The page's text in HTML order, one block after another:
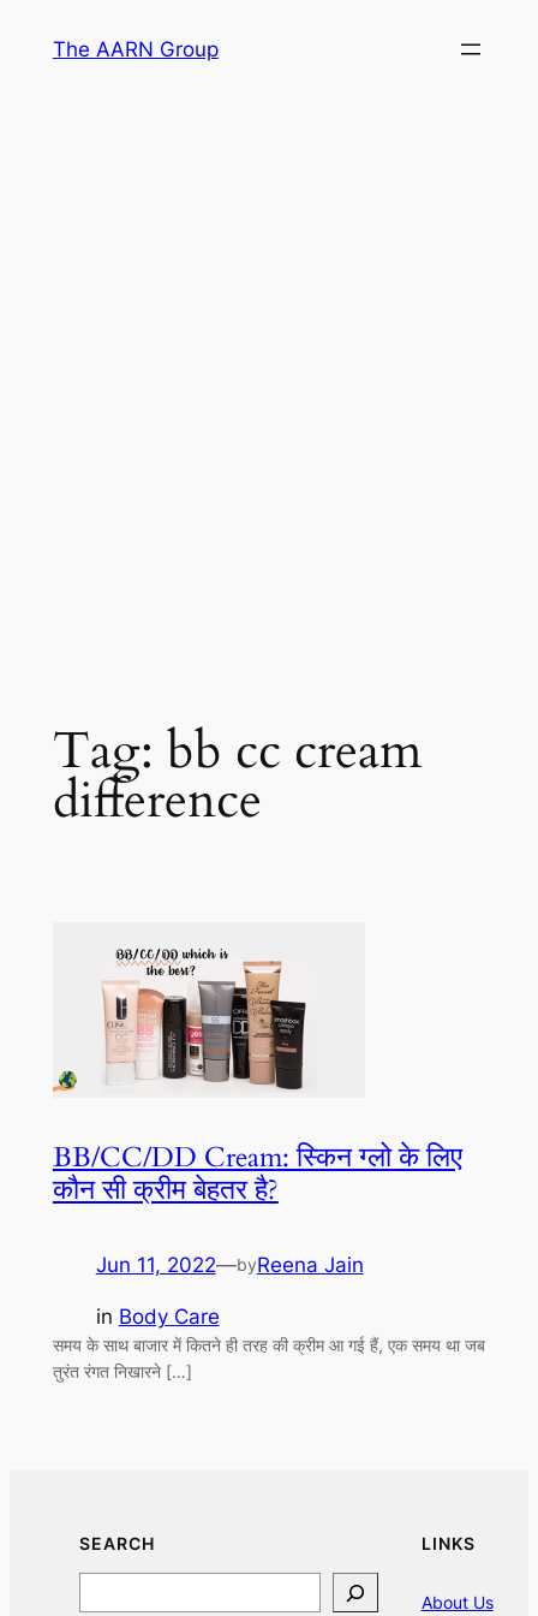
The AARN Group
Tag: bb cc cream
difference
BB/CC/DD Cream: स्किन ग्‍लो के लिए
कौन सी क्रीम बेहतर है?
Jun 11, 2022—byReena Jain
in Body Care
समय के साथ बाजार में कितने ही तरह की क्रीम आ गई हैं, एक समय था जब
तुरंत रंगत निखारने […]
SEARCH LINKS
About Us